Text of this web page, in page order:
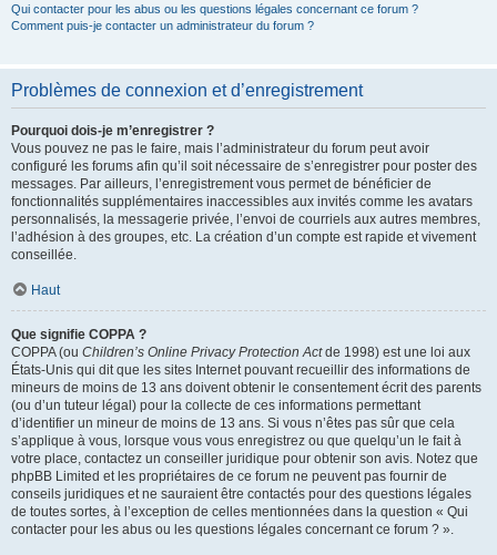
Qui contacter pour les abus ou les questions légales concernant ce forum ?
Comment puis-je contacter un administrateur du forum ?
Problèmes de connexion et d’enregistrement
Pourquoi dois-je m’enregistrer ?
Vous pouvez ne pas le faire, mais l’administrateur du forum peut avoir
configuré les forums afin qu’il soit nécessaire de s’enregistrer pour poster des
messages. Par ailleurs, l’enregistrement vous permet de bénéficier de
fonctionnalités supplémentaires inaccessibles aux invités comme les avatars
personnalisés, la messagerie privée, l’envoi de courriels aux autres membres,
l’adhésion à des groupes, etc. La création d’un compte est rapide et vivement
conseillée.
Haut
Que signifie COPPA ?
COPPA (ou Children’s Online Privacy Protection Actde 1998) est une loi aux
États-Unis qui dit que les sites Internet pouvant recueillir des informations de
mineurs de moins de 13 ans doivent obtenir le consentement écrit des parents
(ou d’un tuteur légal) pour la collecte de ces informations permettant
d’identifier un mineur de moins de 13 ans. Si vous n’êtes pas sûr que cela
s’applique à vous, lorsque vous vous enregistrez ou que quelqu’un le fait à
votre place, contactez un conseiller juridique pour obtenir son avis. Notez que
phpBB Limited et les propriétaires de ce forum ne peuvent pas fournir de
conseils juridiques et ne sauraient être contactés pour des questions légales
de toutes sortes, à l’exception de celles mentionnées dans la question « Qui
contacter pour les abus ou les questions légales concernant ce forum ? ».